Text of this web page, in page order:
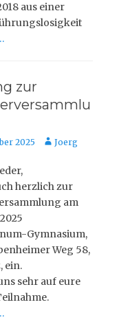
aus einer
zur
2025 AutorJoerg
herzlich zur
am
Gymnasium,
Weg 58,
ein.
sehr auf eure